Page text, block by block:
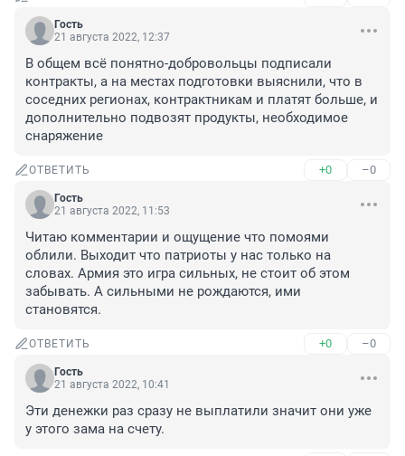
Гость
21 августа 2022, 12:37
В общем всё понятно-добровольцы подписали
контракты, а на местах подготовки выяснили, что в
соседних регионах, контрактникам и платят больше, и
дополнительно подвозят продукты, необходимое
снаряжение
ОТВЕТИТЬ +0 –0
Гость
21 августа 2022, 11:53
Читаю комментарии и ощущение что помоями
облили. Выходит что патриоты у нас только на
словах. Армия это игра сильных, не стоит об этом
забывать. А сильными не рождаются, ими
становятся.
ОТВЕТИТЬ +0 –0
Гость
21 августа 2022, 10:41
Эти денежки раз сразу не выплатили значит они уже
у этого зама на счету.